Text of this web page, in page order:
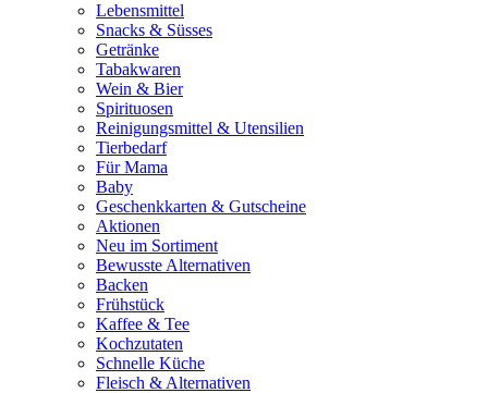
Lebensmittel
Snacks & Süsses
Getränke
Tabakwaren
Wein & Bier
Spirituosen
Reinigungsmittel & Utensilien
Tierbedarf
Für Mama
Baby
Geschenkkarten & Gutscheine
Aktionen
Neu im Sortiment
Bewusste Alternativen
Backen
Frühstück
Kaffee & Tee
Kochzutaten
Schnelle Küche
Fleisch & Alternativen